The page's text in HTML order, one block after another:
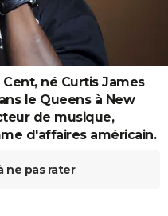
Cent, né Curtis James
le Queens à New
de musique,
d'affaires américain.
ne pas rater